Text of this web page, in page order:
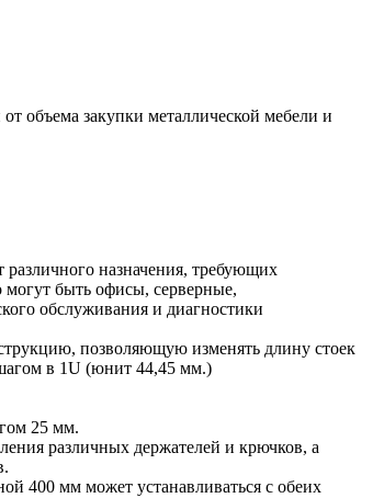
объема закупки металлической мебели и
различного назначения, требующих
быть офисы, серверные,
обслуживания и диагностики
позволяющую изменять длину стоек
в 1U (юнит 44,45 мм.)
25 мм.
различных держателей и крючков, а
400 мм может устанавливаться с обеих